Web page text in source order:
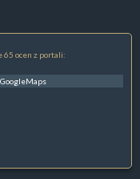
65 ocen z portali:
GoogleMaps